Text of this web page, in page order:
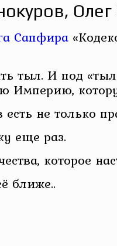
Олег
Сапфира
тыл. И под
Империю,
не только
еще раз.
которое
ближе..